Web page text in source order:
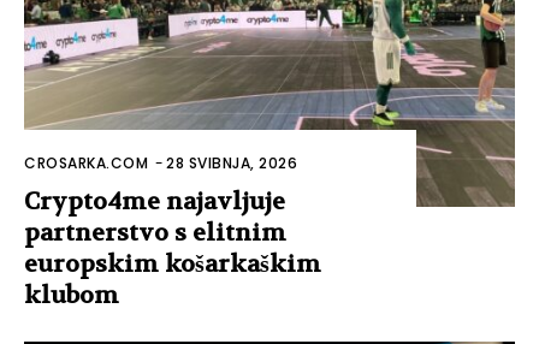
CROSARKA.COM -28 SVIBNJA, 2026
Crypto4me najavljuje
partnerstvo s elitnim
europskim košarkaškim
klubom